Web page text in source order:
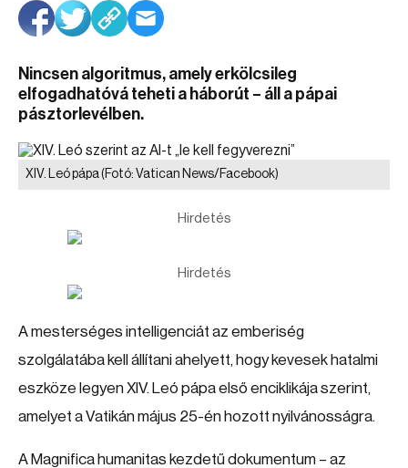
Nincsen algoritmus, amely erkölcsileg
elfogadhatóvá teheti a háborút – áll a pápai
pásztorlevélben.
XIV. Leó pápa(Fotó: Vatican News/Facebook)
Hirdetés
Hirdetés
A mesterséges intelligenciát az emberiség
szolgálatába kell állítani ahelyett, hogy kevesek hatalmi
eszköze legyen XIV. Leó pápa első enciklikája szerint,
amelyet a Vatikán május 25-én hozott nyilvánosságra.
A Magnifica humanitas kezdetű dokumentum – az